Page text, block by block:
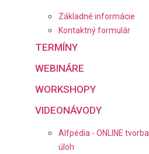
Základné informácie
Kontaktný formulár
TERMÍNY
WEBINÁRE
WORKSHOPY
VIDEONÁVODY
Alfpédia - ONLINE tvorba
úloh